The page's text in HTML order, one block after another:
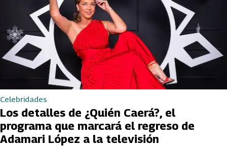
Celebridades
Los detalles de ¿Quién Caerá?, el
programa que marcará el regreso de
Adamari López a la televisión